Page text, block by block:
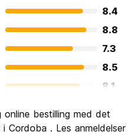
8.4
8.8
7.3
8.5
8.1
9.5
bestilling med det
Cordoba . Les anmeldelser